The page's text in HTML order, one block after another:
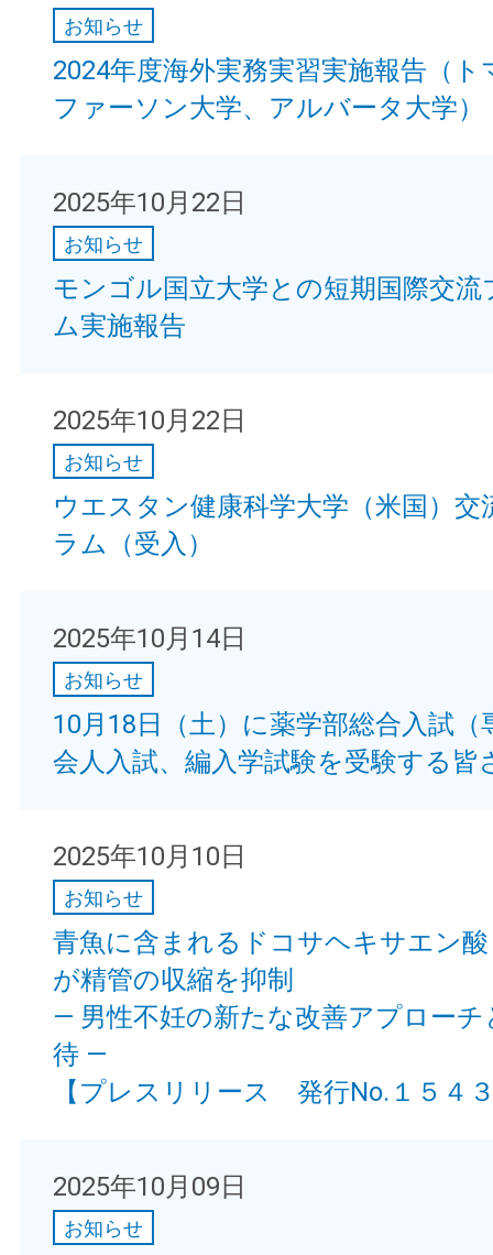
お知らせ
2024年度海外実務実習実施報告（ト
ファーソン大学、アルバータ大学）
2025年10月22日
お知らせ
モンゴル国立大学との短期国際交流
ム実施報告
2025年10月22日
お知らせ
ウエスタン健康科学大学（米国）交
ラム（受入）
2025年10月14日
お知らせ
10月18日（土）に薬学部総合入試（
会人入試、編入学試験を受験する皆
2025年10月10日
お知らせ
青魚に含まれるドコサヘキサエン酸
が精管の収縮を抑制
— 男性不妊の新たな改善アプローチ
待 —
【プレスリリース 発行No.１５４
2025年10月09日
お知らせ